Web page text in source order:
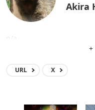
Akira
n/a
URL X